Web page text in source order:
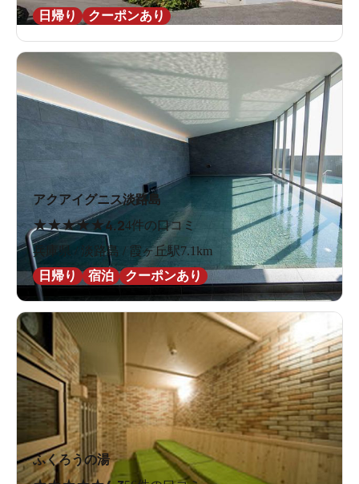
日帰り
クーポンあり
アクアイグニス淡路島
★★★★★4.24件の口コミ
兵庫県 / 淡路島 / 霞ヶ丘駅7.1km
日帰り
宿泊 クーポンあり
ふくろうの湯